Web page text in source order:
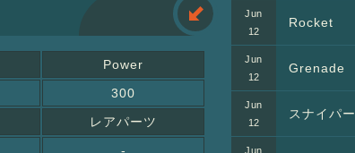
Power
300
レアパーツ
Rocket
Grenade
スナイパー